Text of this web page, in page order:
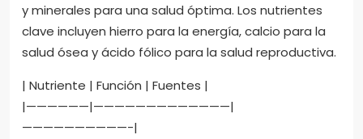
y minerales para una salud óptima. Los nutrientes
clave incluyen hierro para la energía, calcio para la
salud ósea y ácido fólico para la salud reproductiva.
| Nutriente | Función | Fuentes |
|——————|—————————————|
——————————-|